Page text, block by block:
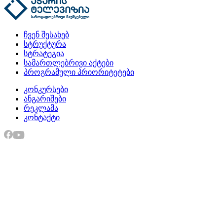
ჩვენ შესახებ
სტრუქტურა
სტრატეგია
სამართლებრივი აქტები
პროგრამული პრიორიტეტები
კონკურსები
ანგარიშები
რეკლამა
კონტაქტი